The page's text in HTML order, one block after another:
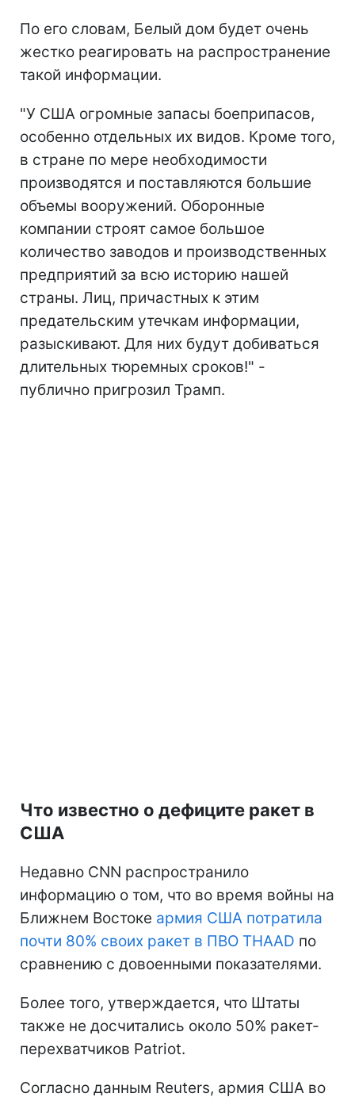
По его словам, Белый дом будет очень
жестко реагировать на распространение
такой информации.
"У США огромные запасы боеприпасов,
особенно отдельных их видов. Кроме того,
в стране по мере необходимости
производятся и поставляются большие
объемы вооружений. Оборонные
компании строят самое большое
количество заводов и производственных
предприятий за всю историю нашей
страны. Лиц, причастных к этим
предательским утечкам информации,
разыскивают. Для них будут добиваться
длительных тюремных сроков!" -
публично пригрозил Трамп.
Что известно о дефиците ракет в
США
Недавно CNN распространило
информацию о том, что во время войны на
Ближнем Востоке армия США потратила
почти 80% своих ракет в ПВО THAAD по
сравнению с довоенными показателями.
Более того, утверждается, что Штаты
также не досчитались около 50% ракет-
перехватчиков Patriot.
Согласно данным Reuters, армия США во